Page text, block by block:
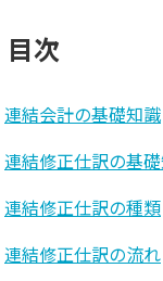
目次
連結会計の基礎知識
連結修正仕訳の基
連結修正仕訳の種類
連結修正仕訳の流れ